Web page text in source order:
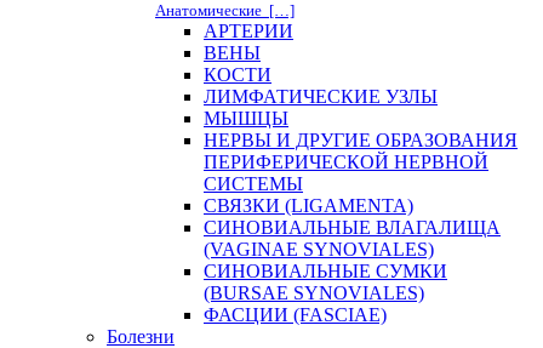
Анатомические […]
АРТЕРИИ
ВЕНЫ
КОСТИ
ЛИМФАТИЧЕСКИЕ УЗЛЫ
МЫШЦЫ
НЕРВЫ И ДРУГИЕ ОБРАЗОВАНИЯ
ПЕРИФЕРИЧЕСКОЙ НЕРВНОЙ
СИСТЕМЫ
СВЯЗКИ (LIGAMENTA)
СИНОВИАЛЬНЫЕ ВЛАГАЛИЩА
(VAGINAE SYNOVIALES)
СИНОВИАЛЬНЫЕ СУМКИ
(BURSAE SYNOVIALES)
ФАСЦИИ (FASCIAE)
Болезни